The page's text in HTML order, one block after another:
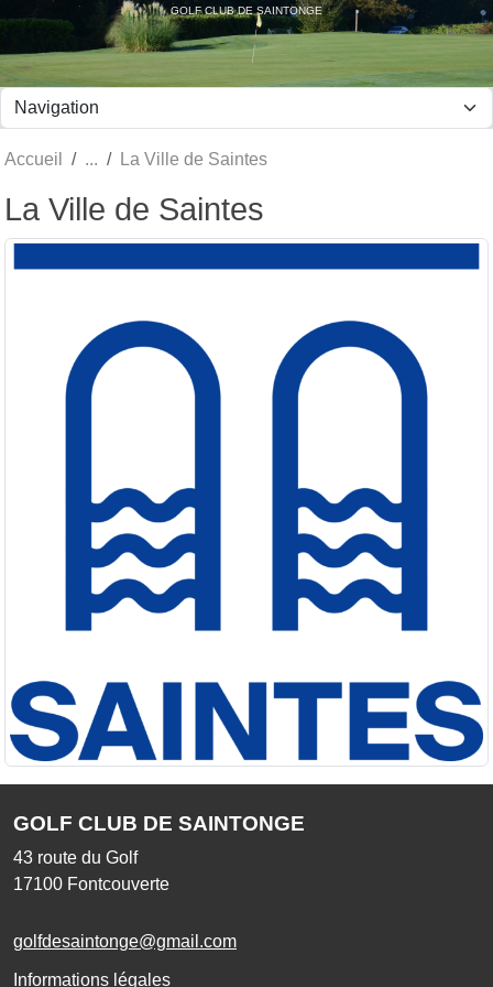
GOLF CLUB DE SAINTONGE
Accueil La Ville de Saintes
La Ville de Saintes
GOLF CLUB DE SAINTONGE
43 route du Golf
17100 Fontcouverte
golfdesaintonge@gmail.com
Informations légales
Panneau de gestion des cookies